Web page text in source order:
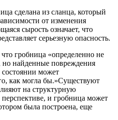
сделана из сланца, который
от изменения
сырость означает, что
серьезную опасность.
гробница «определенно не
найденные повреждения
может
как могла бы.»Существуют
на структурную
перспективе, и гробница может
была построена, еще